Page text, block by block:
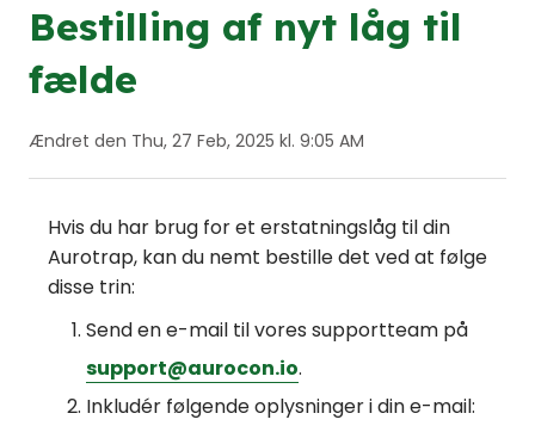
Bestilling af nyt låg til
fælde
Ændret den Thu, 27 Feb, 2025 kl. 9:05 AM
Hvis du har brug for et erstatningslåg til din
Aurotrap, kan du nemt bestille det ved at følge
disse trin:
Send en e-mail til vores supportteam på
support@aurocon.io.
Inkludér følgende oplysninger i din e-mail: